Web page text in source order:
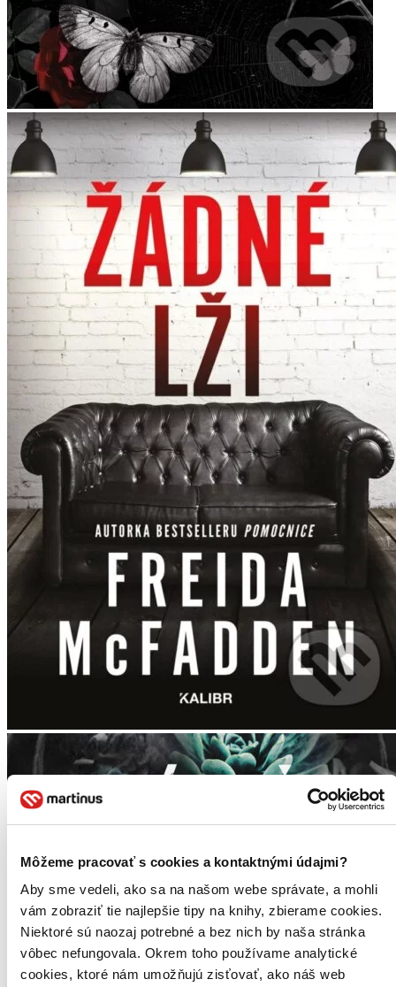
Môžeme pracovať s cookies a kontaktnými údajmi?
Aby sme vedeli, ako sa na našom webe správate, a mohli
vám zobraziť tie najlepšie tipy na knihy, zbierame cookies.
Niektoré sú naozaj potrebné a bez nich by naša stránka
vôbec nefungovala. Okrem toho používame analytické
cookies, ktoré nám umožňujú zisťovať, ako náš web